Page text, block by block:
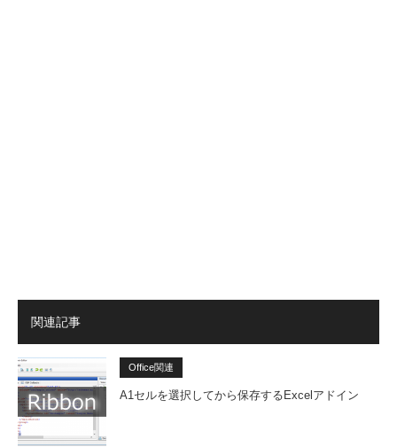
関連記事
Office関連
A1セルを選択してから保存するExcelアドイン